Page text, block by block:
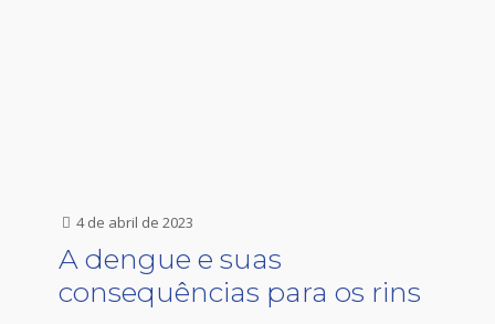
4 de abril de 2023
A dengue e suas
consequências para os rins